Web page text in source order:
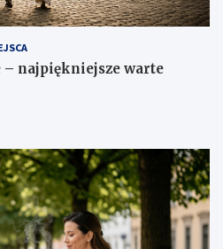
najpiękniejsze warte